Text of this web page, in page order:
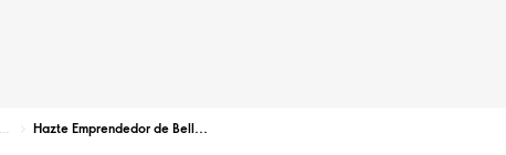
Hazte Emprendedor de Belleza